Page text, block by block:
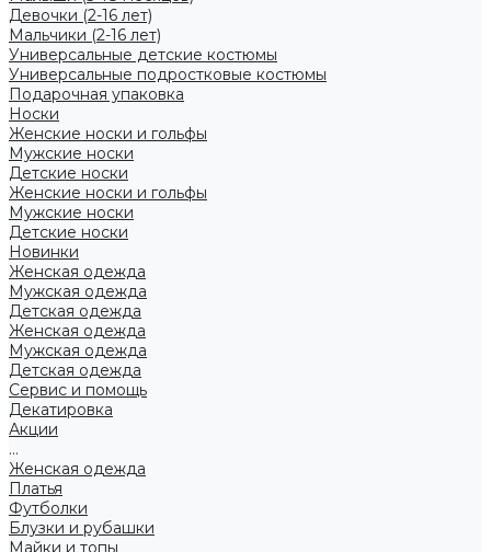
Девочки (2-16 лет)
Мальчики (2-16 лет)
Универсальные детские костюмы
Универсальные подростковые костюмы
Подарочная упаковка
Носки
Женские носки и гольфы
Мужские носки
Детские носки
Женские носки и гольфы
Мужские носки
Детские носки
Новинки
Женская одежда
Мужская одежда
Детская одежда
Женская одежда
Мужская одежда
Детская одежда
Сервис и помощь
Декатировка
Акции
...
Женская одежда
Платья
Футболки
Блузки и рубашки
Майки и топы